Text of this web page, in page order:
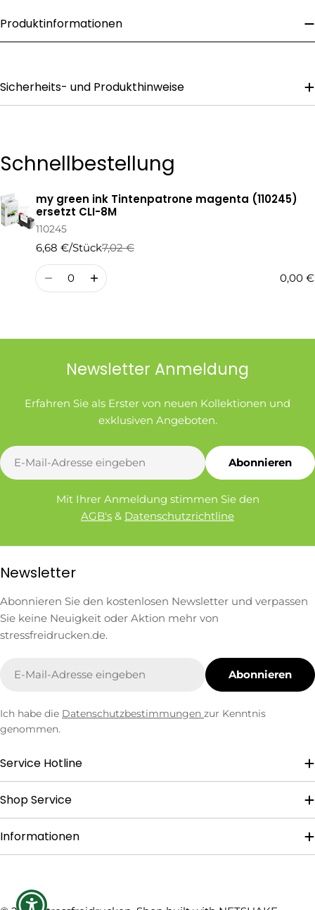
Produktinformationen
Sicherheits- und Produkthinweise
Schnellbestellung
Ihr
Warenkorb
my green ink Tintenpatrone magenta (110245)
ersetzt CLI-8M
110245
6,68 €/Stück
Regulärer
Preis
7,02 €
Verkaufspreis
Menge
0,00 €
Newsletter Anmeldung
Erfahren Sie als Erster von neuen Kollektionen und
exklusiven Angeboten.
E-
Mail
Abonnieren
Mit Ihrer Anmeldung stimmen Sie den
AGB's & Datenschutzrichtline
Service Hotline
Shop Service
Informationen
Newsletter
Abonnieren Sie den kostenlosen Newsletter und verpassen
Sie keine Neuigkeit oder Aktion mehr von
stressfreidrucken.de.
Mail
Abonnieren
Ich habe die Datenschutzbestimmungen zur Kenntnis
genommen.
Zahlungsmethoden